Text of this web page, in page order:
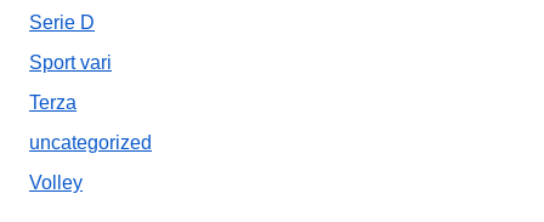
Serie D
Sport vari
Terza
uncategorized
Volley